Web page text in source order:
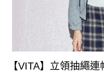
【VITA】立領抽繩